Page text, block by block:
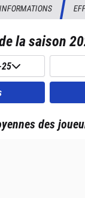
INFORMATIONS
la saison
des